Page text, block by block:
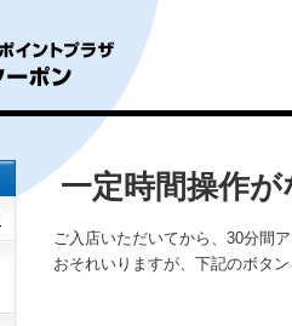
一定時間操作
ご入店いただいてから、30分間
おそれいりますが、下記のボタ